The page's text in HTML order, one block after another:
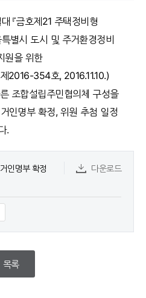
『금호제21 주택정비형
특별시 도시 및 주거환경정비
원을 위한
2016-354호, 2016.11.10.)
조합설립주민협의체 구성을
인명부 확정, 위원 추첨 일정
.
인명부 확정
다운로드
목록